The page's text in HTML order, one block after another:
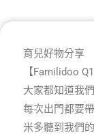
育兒好物分享
【Familidoo
大家都知道我
每次出門都要
米多聽到我們